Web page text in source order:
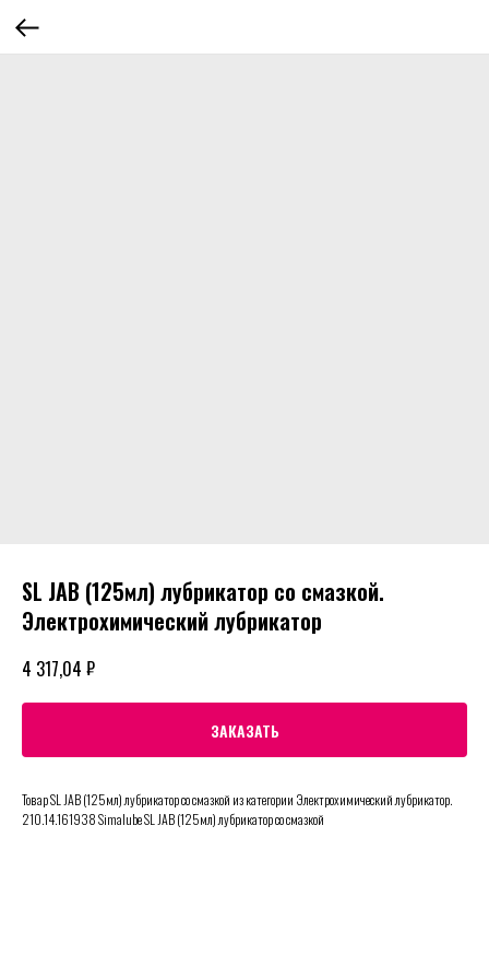
SL JAB (125мл) лубрикатор со смазкой.
Электрохимический лубрикатор
4 317,04 ₽
ЗАКАЗАТЬ
Товар SL JAB (125мл) лубрикатор со смазкой из категории Электрохимический лубрикатор.
210.14.161938 Simalube SL JAB (125мл) лубрикатор со смазкой